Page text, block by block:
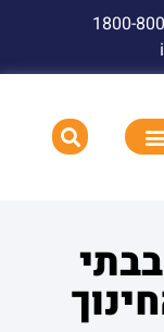
1800-